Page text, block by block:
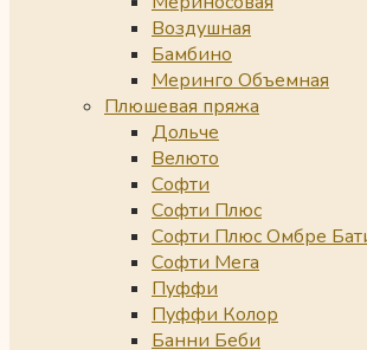
Воздушная
Бамбино
Меринго Объемная
Плюшевая пряжа
Дольче
Велюто
Софти
Софти Плюс
Софти Плюс Омбре
Софти Мега
Пуффи
Пуффи Колор
Банни Беби